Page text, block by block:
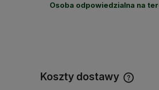
Osoba odpowiedzialna na
Koszty dostawy